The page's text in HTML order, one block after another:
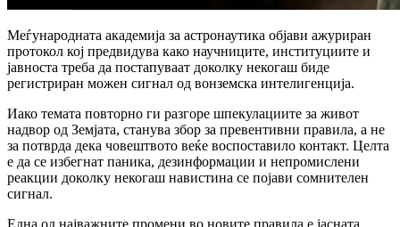
Меѓународната академија за астронаутика објави ажуриран
протокол кој предвидува како научниците, институциите и
јавноста треба да постапуваат доколку некогаш биде
регистриран можен сигнал од вонземска интелигенција.
Иако темата повторно ги разгоре шпекулациите за живот
надвор од Земјата, станува збор за превентивни правила, а не
за потврда дека човештвото веќе воспоставило контакт. Целта
е да се избегнат паника, дезинформации и непромислени
реакции доколку некогаш навистина се појави сомнителен
сигнал.
Една од најважните промени во новите правила е јасната